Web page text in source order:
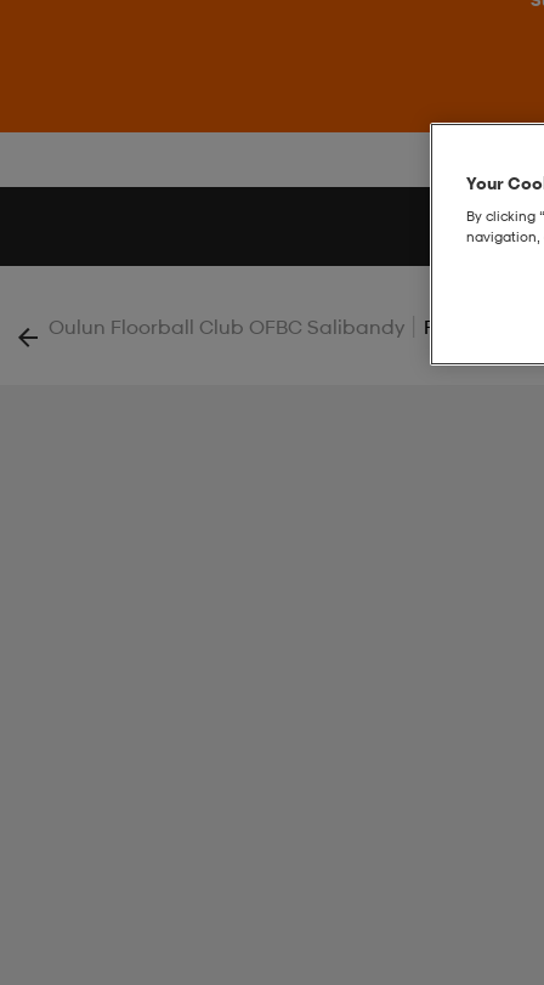
Oulun Floorball Club OFBC Salibandy | Raw 29 Jab
Your
By clicking
navigation,